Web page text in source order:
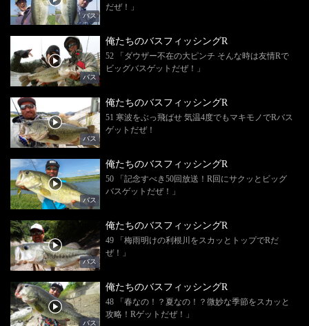
バス
だぜ！」
バス
俺たちのバスフィッシングR
52 「ダウザー不在の大ピンチ そんな時は友情Rで
ビッグバスゲットだぜ！」
バス
俺たちのバスフィッシングR
51 寒波をぶっ飛ばせ 気温4度でもマキモノでRバス
ゲットだぜ！
バス
俺たちのバスフィッシングR
50 「記念すべき50回放送！R回にサクッとビッグ
バスゲットだぜ！」
バス
俺たちのバスフィッシングR
49 「梅雨明けの利根川をスカッとトップでRだ
ぜ！」
バス
俺たちのバスフィッシングR
48 「春なの！？夏なの！？微妙な季節をスカッと
攻略！Rゲットだぜ！」